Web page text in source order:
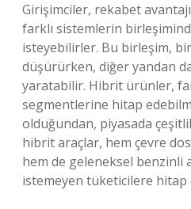
Girişimciler, rekabet
farklı sistemlerin
isteyebilirler. Bu birleşim,
düşürürken, diğer yandan
yaratabilir. Hibrit ürünler,
segmentlerine hitap
olduğundan, piyasada
hibrit araçlar, hem çevre
hem de geleneksel benzinli
istemeyen tüketicilere hitap